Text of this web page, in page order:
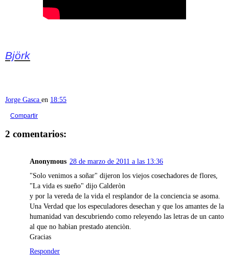
Björk
Jorge Gasca en 18:55
Compartir
2 comentarios:
Anonymous 28 de marzo de 2011 a las 13:36
"Solo venimos a soñar" dijeron los viejos cosechadores de flores,
"La vida es sueño" dijo Calderòn
y por la vereda de la vida el resplandor de la conciencia se asoma.
Una Verdad que los especuladores desechan y que los amantes de la
humanidad van descubriendo como releyendo las letras de un canto
al que no habìan prestado atenciòn.
Gracias
Responder